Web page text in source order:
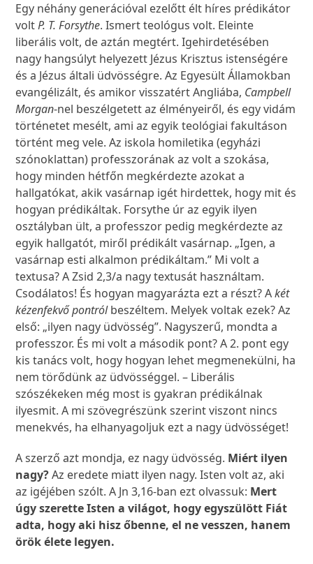
Egy néhány generációval ezelőtt élt híres prédikátor
voltP. T. Forsythe. Ismert teológus volt. Eleinte
liberális volt, de aztán megtért. Igehirdetésében
nagy hangsúlyt helyezett Jézus Krisztus istenségére
és a Jézus általi üdvösségre. Az Egyesült Államokban
evangélizált, és amikor visszatért Angliába, Campbell
Morgan-nel beszélgetett az élményeiről, és egy vidám
történetet mesélt, ami az egyik teológiai fakultáson
történt meg vele. Az iskola homiletika (egyházi
szónoklattan) professzorának az volt a szokása,
hogy minden hétfőn megkérdezte azokat a
hallgatókat, akik vasárnap igét hirdettek, hogy mit és
hogyan prédikáltak. Forsythe úr az egyik ilyen
osztályban ült, a professzor pedig megkérdezte az
egyik hallgatót, miről prédikált vasárnap. „Igen, a
vasárnap esti alkalmon prédikáltam.” Mi volt a
textusa? A Zsid 2,3/a nagy textusát használtam.
Csodálatos! És hogyan magyarázta ezt a részt? Akét
kézenfekvő pontrólbeszéltem. Melyek voltak ezek? Az
első: „ilyen nagy üdvösség”. Nagyszerű, mondta a
professzor. És mi volt a második pont? A 2. pont egy
kis tanács volt, hogy hogyan lehet megmenekülni, ha
nem törődünk az üdvösséggel. – Liberális
szószékeken még most is gyakran prédikálnak
ilyesmit. A mi szövegrészünk szerint viszont nincs
menekvés, ha elhanyagoljuk ezt a nagy üdvösséget!
A szerző azt mondja, ez nagy üdvösség. Miért ilyen
nagy?Az eredete miatt ilyen nagy. Isten volt az, aki
az igéjében szólt. A Jn 3,16-ban ezt olvassuk: Mert
úgy szerette Isten a világot, hogy egyszülött Fiát
adta, hogy aki hisz őbenne, el ne vesszen, hanem
örök élete legyen.